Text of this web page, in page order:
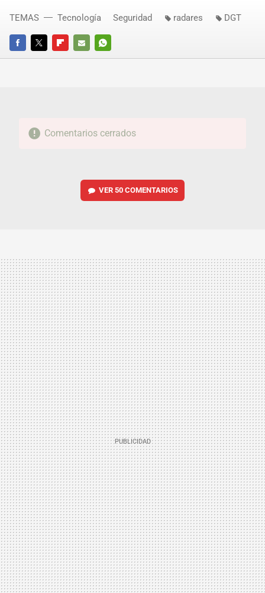
FACEBOOKTWITTERFLIPBOARD
E-
WHATSAPP
TEMAS Tecnología Seguridad radares DGT
Comentarios cerrados
VER 50 COMENTARIOS